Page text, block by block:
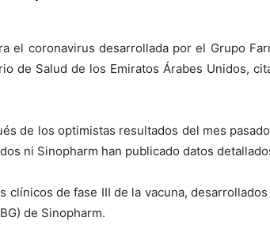
el coronavirus desarrollada por el Grupo
de Salud de los Emiratos Árabes Unidos,
de los optimistas resultados del mes
ni Sinopharm han publicado datos
clínicos de fase III de la vacuna,
de Sinopharm.